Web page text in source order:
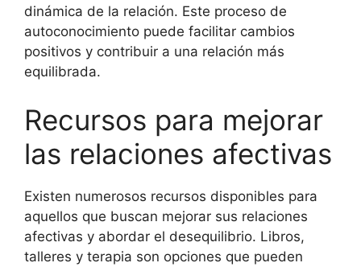
dinámica de la relación. Este proceso de
autoconocimiento puede facilitar cambios
positivos y contribuir a una relación más
equilibrada.
Recursos para mejorar
las relaciones afectivas
Existen numerosos recursos disponibles para
aquellos que buscan mejorar sus relaciones
afectivas y abordar el desequilibrio. Libros,
talleres y terapia son opciones que pueden